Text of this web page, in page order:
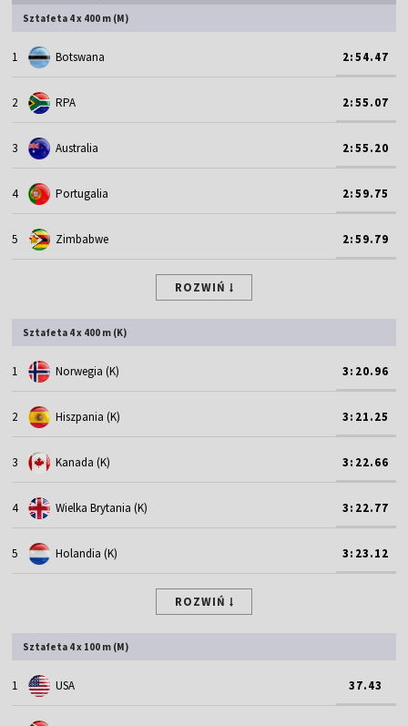
Sztafeta 4 x 400 m (M)
1 Botswana 2:54.47
2 RPA 2:55.07
3 Australia 2:55.20
4 Portugalia 2:59.75
5 Zimbabwe 2:59.79
ROZWIŃ
Sztafeta 4 x 400 m (K)
1 Norwegia (K) 3:20.96
2 Hiszpania (K) 3:21.25
3 Kanada (K) 3:22.66
4 Wielka Brytania (K) 3:22.77
5 Holandia (K) 3:23.12
ROZWIŃ
Sztafeta 4 x 100 m (M)
1 USA 37.43